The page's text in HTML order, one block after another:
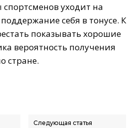
уходит на
себя в тонусе. К
показывать хорошие
вероятность получения
стране.
Следующая статья